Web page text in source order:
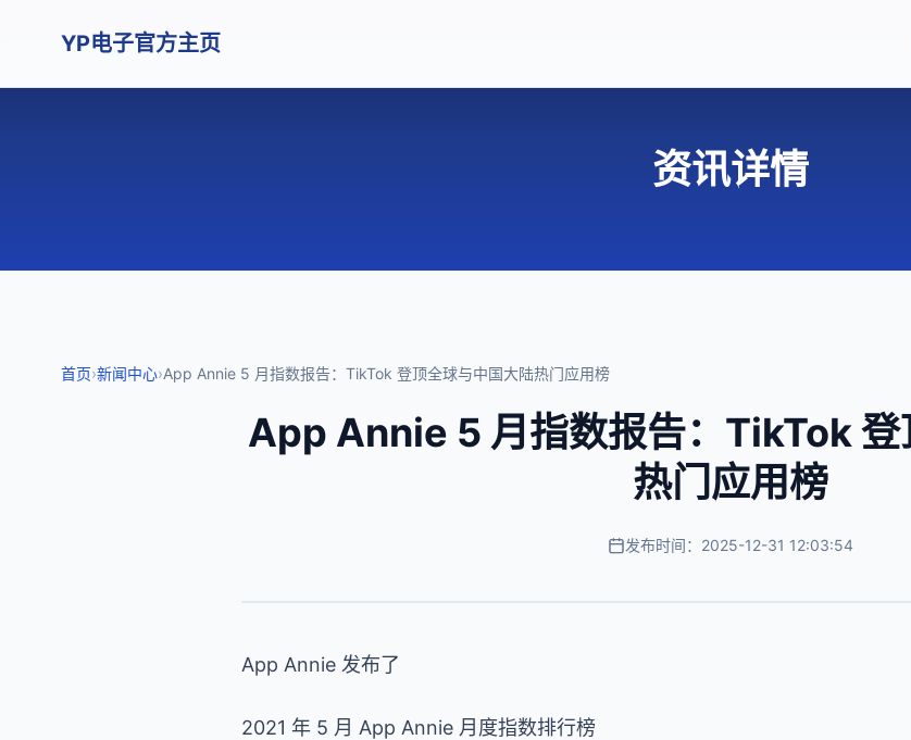
YP电子官方主页
资讯详情
首页›新闻中心›App Annie 5 月指数报告：TikTok 登顶全球与中国大陆热门应用榜
App Annie 5 月指数报告：TikTok 登
热门应用榜
发布时间：2025-12-31 12:03:54
App Annie 发布了
2021 年 5 月 App Annie 月度指数排行榜